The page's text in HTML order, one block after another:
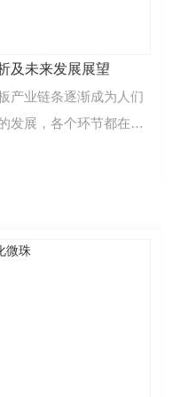
及未来发展展望
产业链条逐渐成为人们
发展，各个环节都在不